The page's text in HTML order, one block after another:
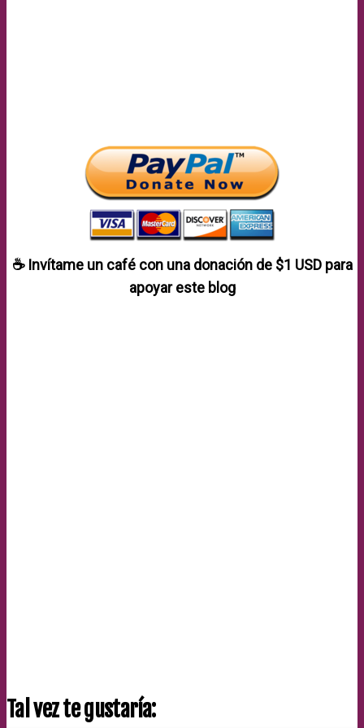
☕ Invítame un café con una donación de $1 USDpara
apoyar este blog
Tal vez te gustaría: